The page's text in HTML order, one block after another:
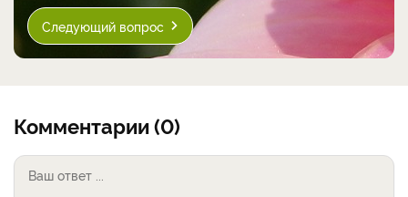
Следующий вопрос
Комментарии (0)